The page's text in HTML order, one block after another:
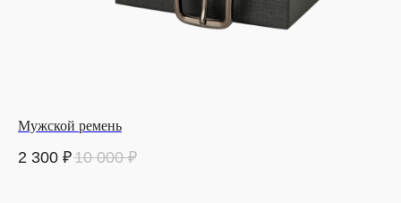
Мужской ремень
2 300 ₽10 000 ₽